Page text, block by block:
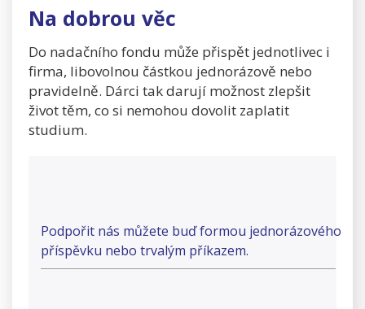
Na dobrou věc
Do nadačního fondu může přispět jednotlivec i
firma, libovolnou částkou jednorázově nebo
pravidelně. Dárci tak darují možnost zlepšit
život těm, co si nemohou dovolit zaplatit
studium.
Podpořit nás můžete buď formou jednorázového
příspěvku nebo trvalým příkazem.